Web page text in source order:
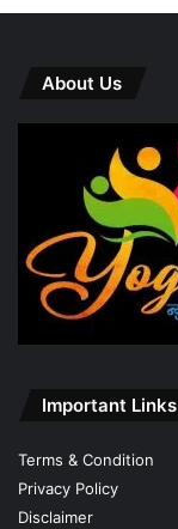
About Us
Important Links
Terms & Condition
Privacy Policy
Disclaimer